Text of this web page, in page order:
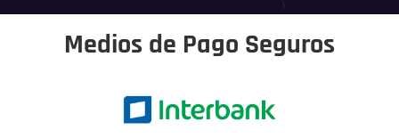
Medios de Pago Seguros